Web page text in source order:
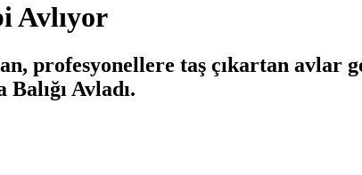
Avlıyor
profesyonellere taş çıkartan avlar
Avladı.